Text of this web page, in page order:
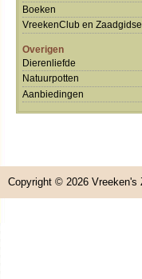
Boeken
VreekenClub en
Overigen
Dierenliefde
Natuurpotten
Aanbiedingen
Copyright © 2026 Vreeken's